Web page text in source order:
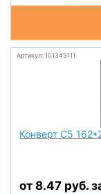
Артикул: 101343111
Конверт С5
от 8.47 руб.